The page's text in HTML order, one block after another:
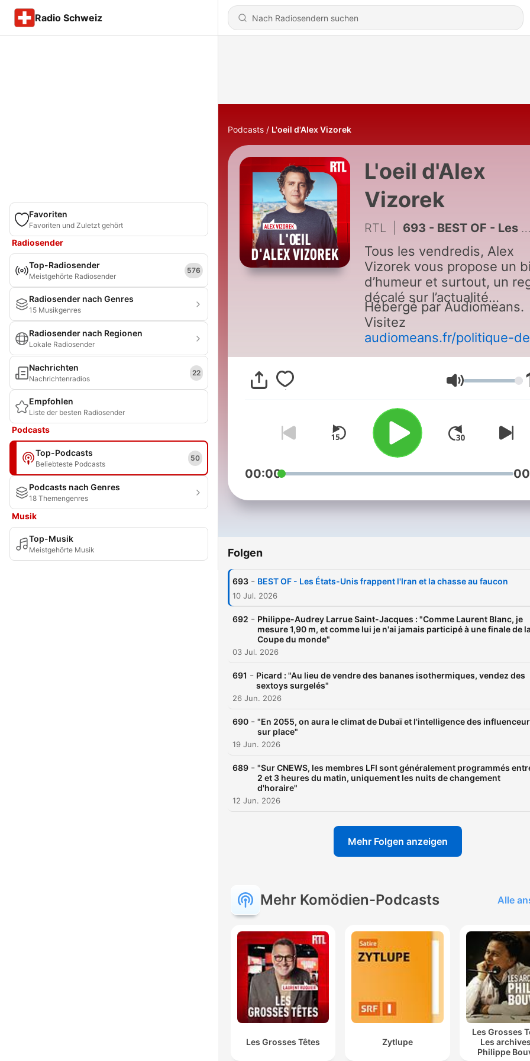
Radio Schweiz
Favoriten
Favoriten und Zuletzt gehört
Radiosender
Top-Radiosender
Meistgehörte Radiosender
576
Radiosender nach Genres
15 Musikgenres
Radiosender nach Regionen
Lokale Radiosender
Nachrichten
Nachrichtenradios
22
Empfohlen
Liste der besten Radiosender
Podcasts
Top-Podcasts
Beliebteste Podcasts
50
Podcasts nach Genres
18 Themengenres
Musik
Top-Musik
Meistgehörte Musik
Podcasts L'oeil d'Alex Vizorek
L'oeil d'Alex
Vizorek
RTL 693 - BEST OF - Les États-Unis frappent l'Iran et la chasse au faucon
Tous les vendredis, Alex
Vizorek vous propose un
d’humeur et surtout, un
décalé sur l’actualité…
Hébergé par Audiomeans.
Visitez
audiomeans.fr/politique-
Lautstärke
00:00
Folgen
693 - BEST OF - Les États-Unis frappent l'Iran et la chasse au faucon
10 Jul. 2026
692 - Philippe-Audrey Larrue Saint-Jacques : "Comme Laurent Blanc, je
mesure 1,90 m, et comme lui je n'ai jamais participé à une finale de
Coupe du monde"
03 Jul. 2026
691 - Picard : "Au lieu de vendre des bananes isothermiques, vendez des
sextoys surgelés"
26 Jun. 2026
690 - "En 2055, on aura le climat de Dubaï et l'intelligence des
sur place"
19 Jun. 2026
689 - "Sur CNEWS, les membres LFI sont généralement programmés
2 et 3 heures du matin, uniquement les nuits de changement
d'horaire"
12 Jun. 2026
Mehr Folgen anzeigen
Mehr Komödien-Podcasts Alle
Les Grosses Têtes Zytlupe
Les Grosses
Les
Philippe